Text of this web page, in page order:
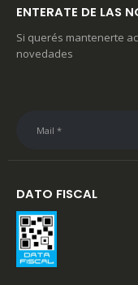
ENTERATE DE LAS
Si querés mantenerte
novedades
DATO FISCAL